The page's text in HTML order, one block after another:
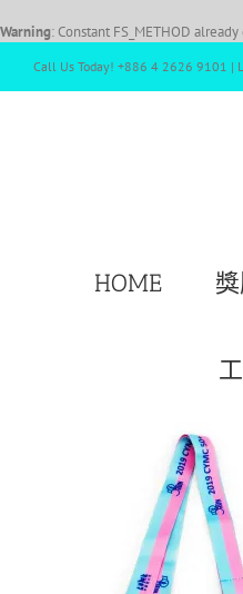
Warning: Constant FS_METHOD
Call Us Today! +886 4 2626 9101 |
HOME